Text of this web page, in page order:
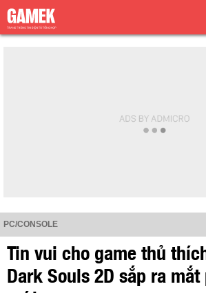
PC/CONSOLE
Tin vui cho game thủ
Dark Souls 2D sắp ra